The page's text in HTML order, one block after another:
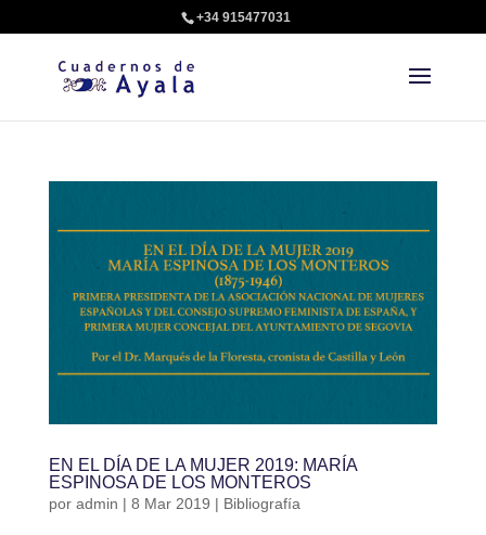
+34 915477031
EN EL DÍA DE LA MUJER 2019: MARÍA
ESPINOSA DE LOS MONTEROS
por admin | 8 Mar 2019 | Bibliografía